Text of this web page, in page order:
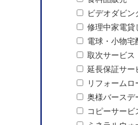
ビデオダビン
修理中家電貸
電球・小物宅
取次サービス
延長保証サー
リフォームロ
奥様バースデ
コピーサービ